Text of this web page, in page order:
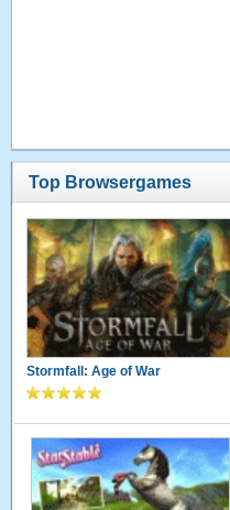
Top Browsergames
Stormfall: Age of War